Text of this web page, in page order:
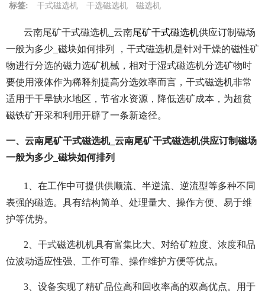
标签: 干式磁选机 干选磁选机 磁选机
云南尾矿干式磁选机_云南尾矿干式磁选机供应订制磁场
一般为多少_磁块如何排列 ，干式磁选机是针对干燥的磁性矿
物进行分选的磁力选矿机械，相对于湿式磁选机分选矿物时
要使用液体作为稀释剂提高分选效率而言，干式磁选机非常
适用于干旱缺水地区，节省水资源，降低选矿成本，为超贫
磁铁矿开采和利用开辟了一条新途径。
一、云南尾矿干式磁选机_云南尾矿干式磁选机供应订制磁场
一般为多少_磁块如何排列
1、在工作中可提供供顺流、半逆流、逆流型等多种不同
表强的磁选。具有结构简单、处理量大、操作方便、易于维
护等优势。
2、干式磁选机机具有富集比大、对给矿粒度、浓度和品
位波动适应性强、工作可靠、操作维护方便等优点。
3、设备实现了精矿品位高和回收率高的双高优点。用于